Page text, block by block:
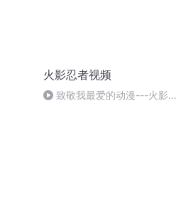
火影忍者视频
致敬我最爱的动漫---火影忍